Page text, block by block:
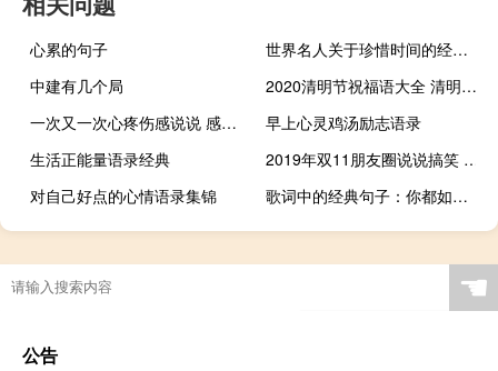
心累的句子
世界名人关于珍惜时间的经典语录
中建有几个局
2020清明节祝福语大全 清明节祝福简短优美
一次又一次心疼伤感说说 感情伤感说说短一点的
早上心灵鸡汤励志语录
生活正能量语录经典
2019年双11朋友圈说说搞笑 双十一剁手党专属说说大全
对自己好点的心情语录集锦
歌词中的经典句子：你都如何回忆我，带着笑或是很沉默
☚
公告